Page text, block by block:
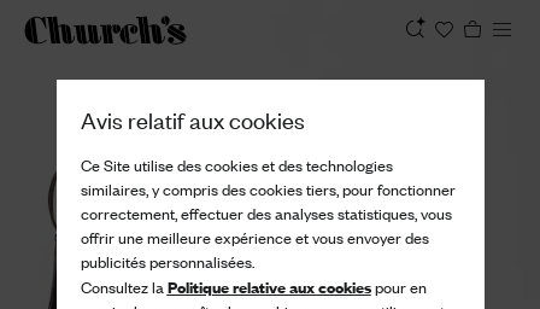
Avis relatif aux cookies
Ce Site utilise des cookies et des technologies
similaires, y compris des cookies tiers, pour fonctionner
correctement, effectuer des analyses statistiques, vous
offrir une meilleure expérience et vous envoyer des
publicités personnalisées.
Consultez la Politique relative aux cookiespour en
Afficher